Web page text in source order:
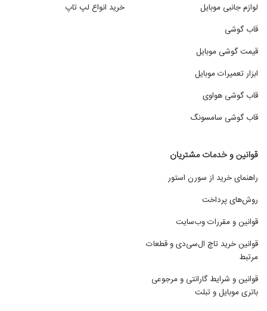
لوازم جانبی موبایل
قاب گوشی
قیمت گوشی موبایل
ابزار تعمیرات موبایل
قاب گوشی هواوی
قاب گوشی سامسونگ
خرید انواع لپ تاپ
قوانین و خدمات مشتریان
راهنمای خرید از سورن استور
روش‌های پرداخت
قوانین و مقررات وب‌سایت
قوانین خرید تاچ ال‌سی‌دی و قطعات
مرتبط
قوانین و شرایط گارانتی و مرجوعی
باتری موبایل و تبلت